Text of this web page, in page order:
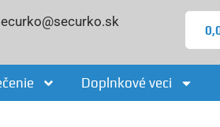
Doplnkové veci